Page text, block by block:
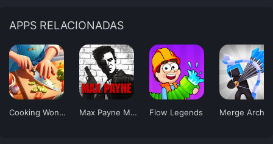
APPS RELACIONADAS
Cooking Wonder Max Payne Mobile Flow Legends Merge